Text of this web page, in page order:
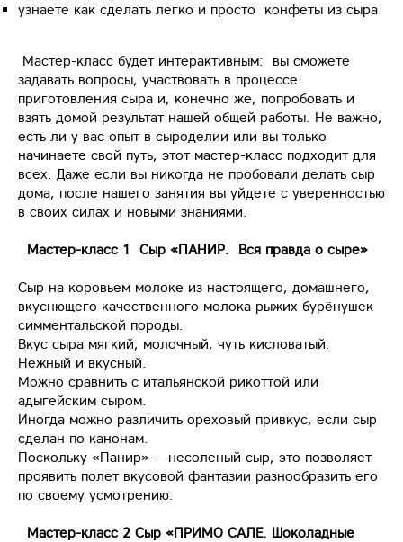
узнаете как сделать легко и просто конфеты из сыра
Мастер-класс будет интерактивным: вы сможете
задавать вопросы, участвовать в процессе
приготовления сыра и, конечно же, попробовать и
взять домой результат нашей общей работы. Не важно,
есть ли у вас опыт в сыроделии или вы только
начинаете свой путь, этот мастер-класс подходит для
всех. Даже если вы никогда не пробовали делать сыр
дома, после нашего занятия вы уйдете с уверенностью
в своих силах и новыми знаниями.
Мастер-класс 1 Сыр «ПАНИР. Вся правда о сыре»
Сыр на коровьем молоке из настоящего, домашнего,
вкуснющего качественного молока рыжих бурёнушек
симментальской породы.
Вкус сыра мягкий, молочный, чуть кисловатый.
Нежный и вкусный.
Можно сравнить с итальянской рикоттой или
адыгейским сыром.
Иногда можно различить ореховый привкус, если сыр
сделан по канонам.
Поскольку «Панир» - несоленый сыр, это позволяет
проявить полет вкусовой фантазии разнообразить его
по своему усмотрению.
Мастер-класс 2 Сыр «ПРИМО САЛЕ. Шоколадные